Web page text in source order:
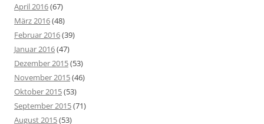
April 2016(67)
März 2016(48)
Februar 2016(39)
Januar 2016(47)
Dezember 2015(53)
November 2015(46)
Oktober 2015(53)
September 2015(71)
August 2015(53)